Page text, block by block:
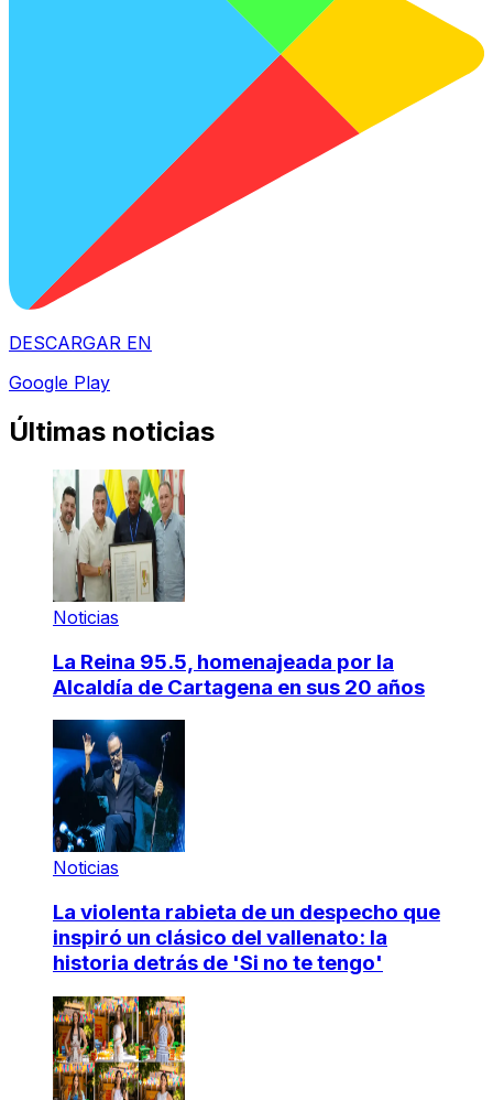
DESCARGAR EN
Google Play
Últimas noticias
Noticias
La Reina 95.5, homenajeada por la
Alcaldía de Cartagena en sus 20 años
Noticias
La violenta rabieta de un despecho que
inspiró un clásico del vallenato: la
historia detrás de 'Si no te tengo'